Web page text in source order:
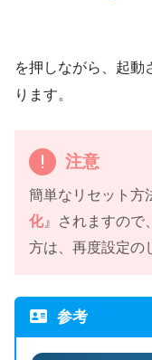
を押しながら、起動
ります。
注意
簡単なリセット方
化』されますので
方は、再度設定の
参考